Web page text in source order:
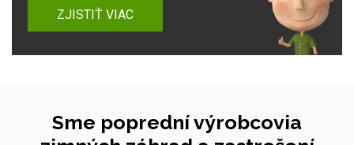
ZJISTIŤ VIAC
Sme poprední výrobcovia